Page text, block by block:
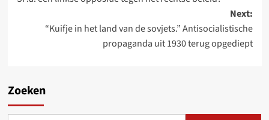
navigation
Next:
“Kuifje in het land van de sovjets.” Antisocialistische
propaganda uit 1930 terug opgediept
Zoeken